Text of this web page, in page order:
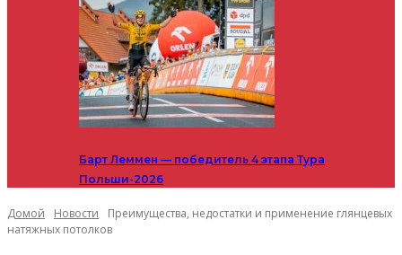
Барт Леммен — победитель 4 этапа Тура
Польши-2026
Домой Новости
Преимущества, недостатки и применение глянцевых
натяжных потолков